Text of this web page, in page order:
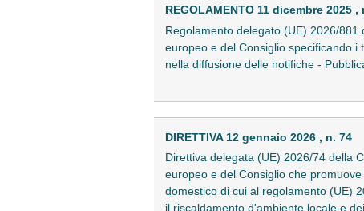
REGOLAMENTO 11 dicembre 2025 ,
Regolamento delegato (UE) 2026/
europeo e del Consiglio specificando
nella diffusione delle notifiche -
DIRETTIVA 12 gennaio 2026 , n. 74
Direttiva delegata (UE) 2026/74 della
europeo e del Consiglio che
domestico di cui al regolamento (UE)
il riscaldamento d'ambiente locale e